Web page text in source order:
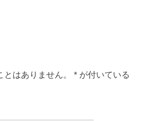
はありません。 * が付いている